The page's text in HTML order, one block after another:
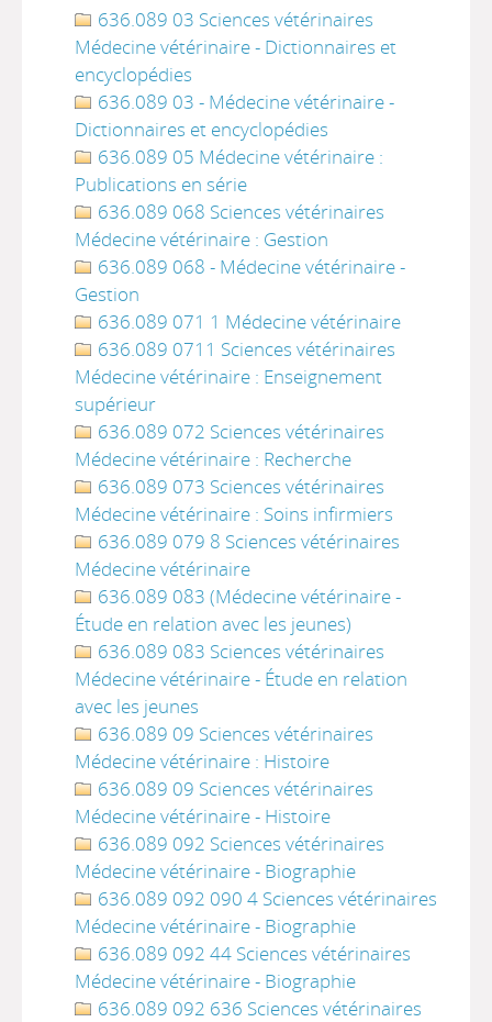
636.089 03 Sciences vétérinaires
Médecine vétérinaire - Dictionnaires et
encyclopédies
636.089 03 - Médecine vétérinaire -
Dictionnaires et encyclopédies
636.089 05 Médecine vétérinaire :
Publications en série
636.089 068 Sciences vétérinaires
Médecine vétérinaire : Gestion
636.089 068 - Médecine vétérinaire -
Gestion
636.089 071 1 Médecine vétérinaire
636.089 0711 Sciences vétérinaires
Médecine vétérinaire : Enseignement
supérieur
636.089 072 Sciences vétérinaires
Médecine vétérinaire : Recherche
636.089 073 Sciences vétérinaires
Médecine vétérinaire : Soins infirmiers
636.089 079 8 Sciences vétérinaires
Médecine vétérinaire
636.089 083 (Médecine vétérinaire -
Étude en relation avec les jeunes)
636.089 083 Sciences vétérinaires
Médecine vétérinaire - Étude en relation
avec les jeunes
636.089 09 Sciences vétérinaires
Médecine vétérinaire : Histoire
636.089 09 Sciences vétérinaires
Médecine vétérinaire - Histoire
636.089 092 Sciences vétérinaires
Médecine vétérinaire - Biographie
636.089 092 090 4 Sciences vétérinaires
Médecine vétérinaire - Biographie
636.089 092 44 Sciences vétérinaires
Médecine vétérinaire - Biographie
636.089 092 636 Sciences vétérinaires